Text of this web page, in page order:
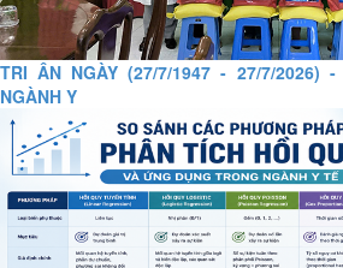
TRI ÂN NGÀY (27/7/1947 - 27/7/2026)
NGÀNH Y